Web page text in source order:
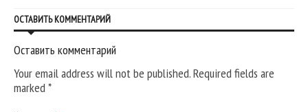
ОСТАВИТЬ КОММЕНТАРИЙ
Оставить комментарий
Your email address will not be published. Required fields are
marked*